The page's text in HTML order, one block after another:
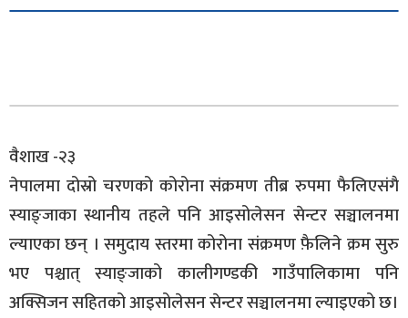
वैशाख -२३
नेपालमा दोस्रो चरणको कोरोना संक्रमण तीब्र रुपमा फैलिएसंगै
स्याङ्जाका स्थानीय तहले पनि आइसोलेसन सेन्टर सञ्चालनमा
ल्याएका छन् । समुदाय स्तरमा कोरोना संक्रमण फ़ैलिने क्रम सुरु
भए पश्चात् स्याङ्जाको कालीगण्डकी गाउँपालिकामा पनि
अक्सिजन सहितको आइसोलेसन सेन्टर सञ्चालनमा ल्याइएको छ।